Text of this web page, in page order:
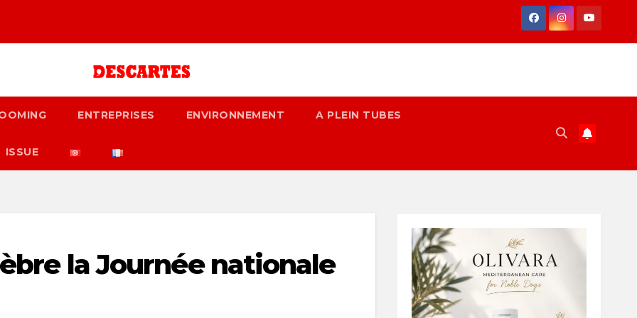
ENTREPRISES ENVIRONNEMENT A PLEIN TUBES
ISSUE
la Journée nationale